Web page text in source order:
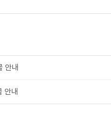
안내
안내